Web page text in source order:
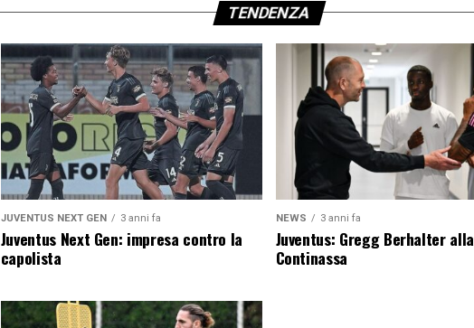
TENDENZA
JUVENTUS NEXT GEN 3 anni fa
Juventus Next Gen: impresa contro la
capolista
NEWS 3 anni fa
Juventus: Gregg Berhalter alla
Continassa